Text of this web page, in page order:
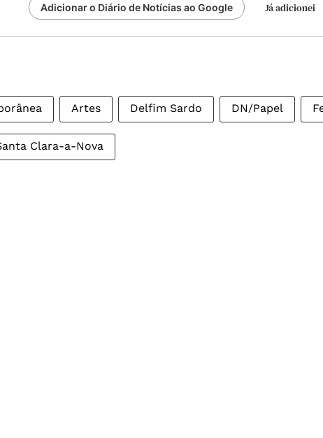
Adicionar o Diário de Notícias ao Google Já adicionei
Artes Delfim Sardo DN/Papel
Clara-a-Nova